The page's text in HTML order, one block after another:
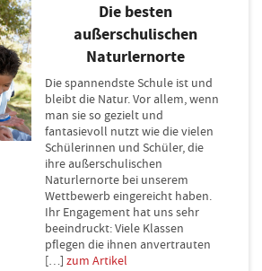
Die besten
außerschulischen
Naturlernorte
Die spannendste Schule ist und
bleibt die Natur. Vor allem, wenn
man sie so gezielt und
fantasievoll nutzt wie die vielen
Schülerinnen und Schüler, die
ihre außerschulischen
Naturlernorte bei unserem
Wettbewerb eingereicht haben.
Ihr Engagement hat uns sehr
beeindruckt: Viele Klassen
pflegen die ihnen anvertrauten
[…] zum Artikel